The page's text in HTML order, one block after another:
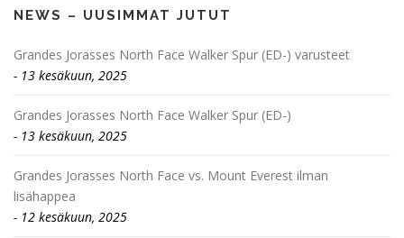
NEWS – UUSIMMAT JUTUT
Grandes Jorasses North Face Walker Spur (ED-) varusteet
13 kesäkuun, 2025
Grandes Jorasses North Face Walker Spur (ED-)
13 kesäkuun, 2025
Grandes Jorasses North Face vs. Mount Everest ilman
lisähappea
12 kesäkuun, 2025